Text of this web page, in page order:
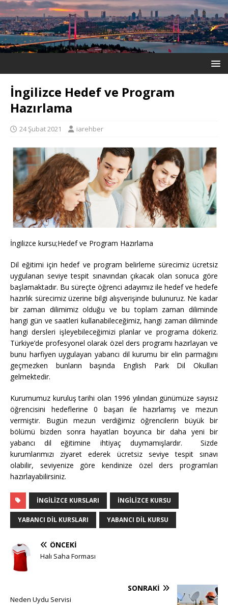
İngilizce Hedef ve Program
Hazırlama
24 Şubat 2021 iarehber
İngilizce kursu;Hedef ve Program Hazırlama
Dil eğitimi için hedef ve program belirleme sürecimiz ücretsiz
uygulanan seviye tespit sınavından çıkacak olan sonuca göre
başlamaktadır. Bu süreçte öğrenci adayımız ile hedef ve hedefe
hazırlık sürecimiz üzerine bilgi alışverişinde bulunuruz. Ne kadar
bir zaman dilimimiz olduğu ve bu toplam zaman diliminde
hangi gün ve saatleri kullanabileceğimiz, hangi zaman diliminde
hangi dersleri işleyebileceğimizi planlar ve programa dökeriz.
Türkiye’de profesyonel olarak özel ders programı hazırlayan ve
bunu harfiyen uygulayan yabancı dil kurumu bir elin parmağını
geçmezken bunların başında English Park Dil Okulları
gelmektedir.
Kurumumuz kuruluş tarihi olan 1996 yılından günümüze sayısız
öğrencisini hedeflerine 0 başarı ile hazırlamış ve mezun
vermiştir. Bugün mezun verdiğimiz öğrencilerin büyük bir
bölümü bizden sonra hayatları boyunca bir daha yeni bir
yabancı dil eğitimine ihtiyaç duymamışlardır. Sizde
kurumlarımızı ziyaret ederek ücretsiz seviye tespit sınavı
olabilir, seviyenize göre kendinize özel ders programları
hazırlayabilirsiniz.
İNGILIZCE KURSLARI INGILIZCE KURSU
YABANCI DIL KURSLARI YABANCI DIL KURSU
ÖNCEKI
Halı Saha Forması
SONRAKI
Neden Uydu Servisi